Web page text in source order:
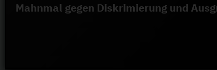
Mahnmal gegen Diskrimierung und